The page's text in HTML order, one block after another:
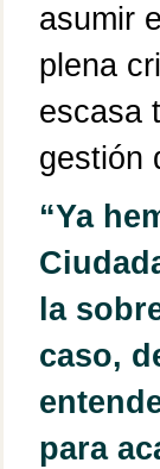
asumir
plena
escasa
gestión
“Ya
la
caso,
para